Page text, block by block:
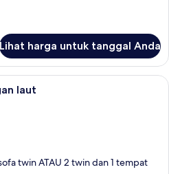
Lihat harga untuk tanggal Anda
Brankas, meja kerja, kedap suara,
laut
twin ATAU 2 twin dan 1 tempat